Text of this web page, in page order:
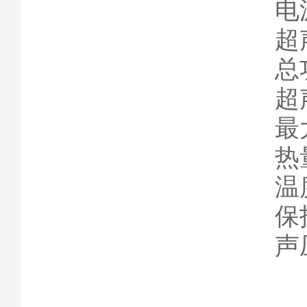
电
超
总
超
最
热
温
保
声